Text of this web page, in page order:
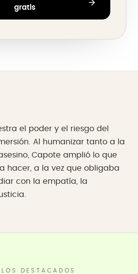
gratis
el poder y el riesgo del
Al humanizar tanto a la
Capote amplió lo que
hacer, a la vez que obligaba
con la empatía, la
DESTACADOS